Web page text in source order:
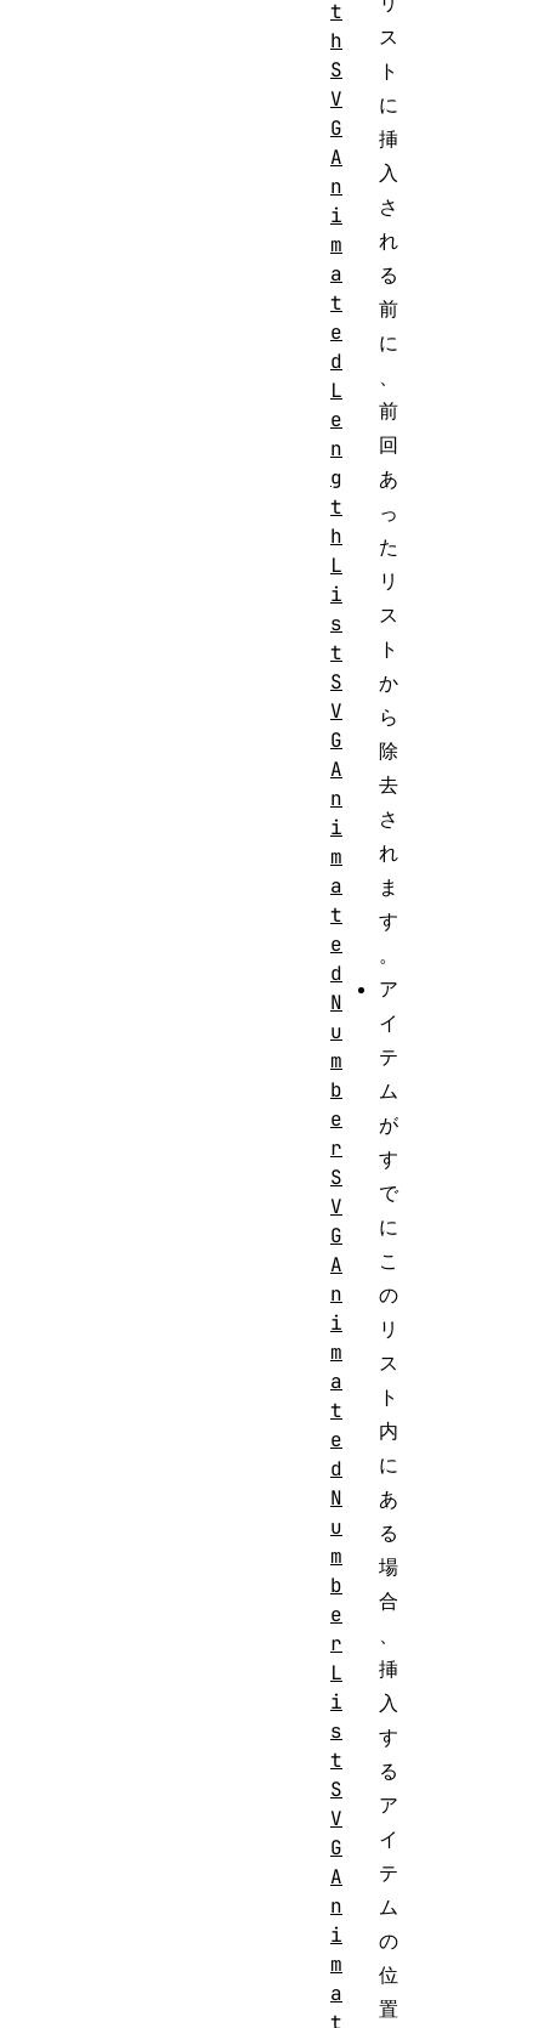
ス
ト
に
挿
入
さ
れ
る
前
に
、
前
回
あ
っ
た
リ
ス
ト
か
ら
除
去
さ
れ
ま
す
。
ア
イ
テ
ム
が
す
で
に
こ
の
リ
ス
ト
内
に
あ
る
場
合
、
挿
入
す
る
ア
イ
テ
ム
の
位
置
t
h
S
V
G
A
n
i
m
a
t
e
d
L
e
n
g
t
h
L
i
s
t
S
V
G
A
n
i
m
a
t
e
d
N
u
m
b
e
r
S
V
G
A
n
i
m
a
t
e
d
N
u
m
b
e
r
L
i
s
t
S
V
G
A
n
i
m
a
t